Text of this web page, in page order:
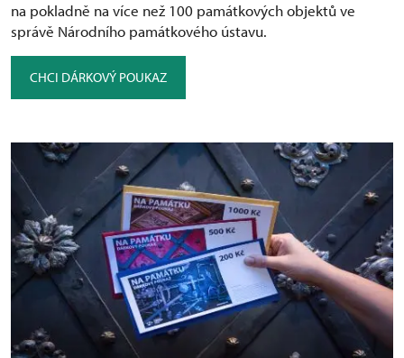
na pokladně na více než 100 památkových objektů ve
správě Národního památkového ústavu.
CHCI DÁRKOVÝ POUKAZ